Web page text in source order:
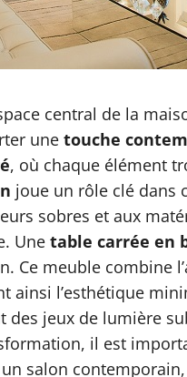
central de la
une touche
, où chaque élément
joue un rôle clé dans
sobres et aux
Une table carrée en
Ce meuble combine
ainsi l’esthétique
des jeux de lumière
il est
salon